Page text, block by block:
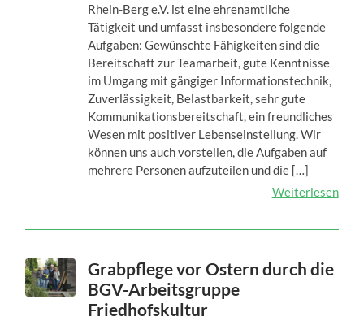
Rhein-Berg e.V. ist eine ehrenamtliche
Tätigkeit und umfasst insbesondere folgende
Aufgaben: Gewünschte Fähigkeiten sind die
Bereitschaft zur Teamarbeit, gute Kenntnisse
im Umgang mit gängiger Informationstechnik,
Zuverlässigkeit, Belastbarkeit, sehr gute
Kommunikationsbereitschaft, ein freundliches
Wesen mit positiver Lebenseinstellung. Wir
können uns auch vorstellen, die Aufgaben auf
mehrere Personen aufzuteilen und die […]
Weiterlesen
Grabpflege vor Ostern durch die
BGV-Arbeitsgruppe
Friedhofskultur